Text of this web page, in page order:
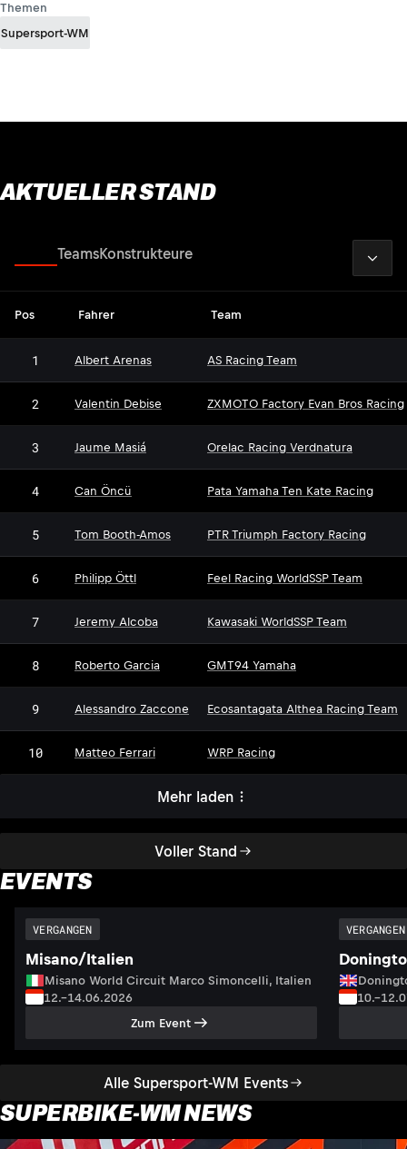
Themen
Supersport-WM
AKTUELLER STAND
Voller Stand
TeamsKonstrukteure
Pos Fahrer Team
1 Albert Arenas AS Racing Team
2 Valentin Debise ZXMOTO Factory Evan Bros Racing
3 Jaume Masiá Orelac Racing Verdnatura
4 Can Öncü Pata Yamaha Ten Kate Racing
5 Tom Booth-Amos PTR Triumph Factory Racing
6 Philipp Öttl Feel Racing WorldSSP Team
7 Jeremy Alcoba Kawasaki WorldSSP Team
8 Roberto Garcia GMT94 Yamaha
9 Alessandro Zaccone Ecosantagata Althea Racing Team
10 Matteo Ferrari WRP Racing
Mehr laden
EVENTS
Alle Supersport-WM Events
VERGANGEN
Misano/Italien
Misano World Circuit Marco Simoncelli, Italien
12.–14.06.2026
Zum Event
VERGANGEN
SUPERBIKE-WM NEWS